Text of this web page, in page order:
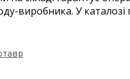
виробника. У каталозі